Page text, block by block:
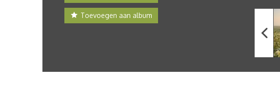
Toevoegen aan album